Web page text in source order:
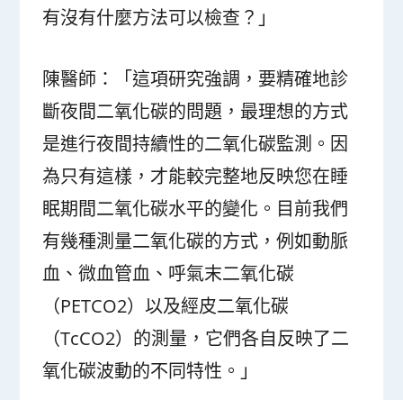
有沒有什麼方法可以檢查？」
陳醫師：「這項研究強調，要精確地診
斷夜間二氧化碳的問題，最理想的方式
是進行夜間持續性的二氧化碳監測。因
為只有這樣，才能較完整地反映您在睡
眠期間二氧化碳水平的變化。目前我們
有幾種測量二氧化碳的方式，例如動脈
血、微血管血、呼氣末二氧化碳
（PETCO2）以及經皮二氧化碳
（TcCO2）的測量，它們各自反映了二
氧化碳波動的不同特性。」